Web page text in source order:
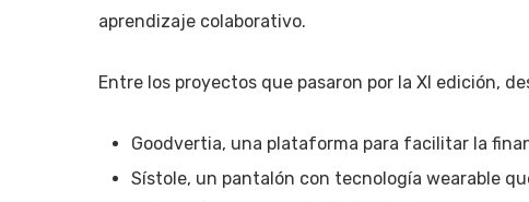
aprendizaje colaborativo.
Entre los proyectos que pasaron por la XI edición,
Goodvertia, una plataforma para facilitar la
Sístole, un pantalón con tecnología wearable